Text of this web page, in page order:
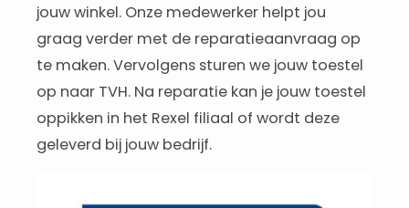
jouw winkel. Onze medewerker helpt jou
graag verder met de reparatieaanvraag op
te maken. Vervolgens sturen we jouw toestel
op naar TVH. Na reparatie kan je jouw toestel
oppikken in het Rexel filiaal of wordt deze
geleverd bij jouw bedrijf.